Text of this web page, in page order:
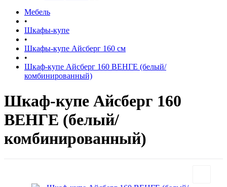
Мебель
•
Шкафы-купе
•
Шкафы-купе Айсберг 160 см
•
Шкаф-купе Айсберг 160 ВЕНГЕ (белый/
комбинированный)
Шкаф-купе Айсберг 160
ВЕНГЕ (белый/
комбинированный)